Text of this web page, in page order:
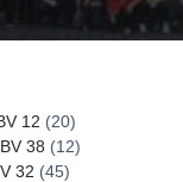
12 (20)
38 (12)
32 (45)